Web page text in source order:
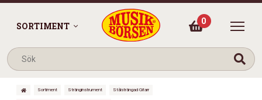
SORTIMENT 0
Sortiment Stränginstrument Stålsträngad Gitarr